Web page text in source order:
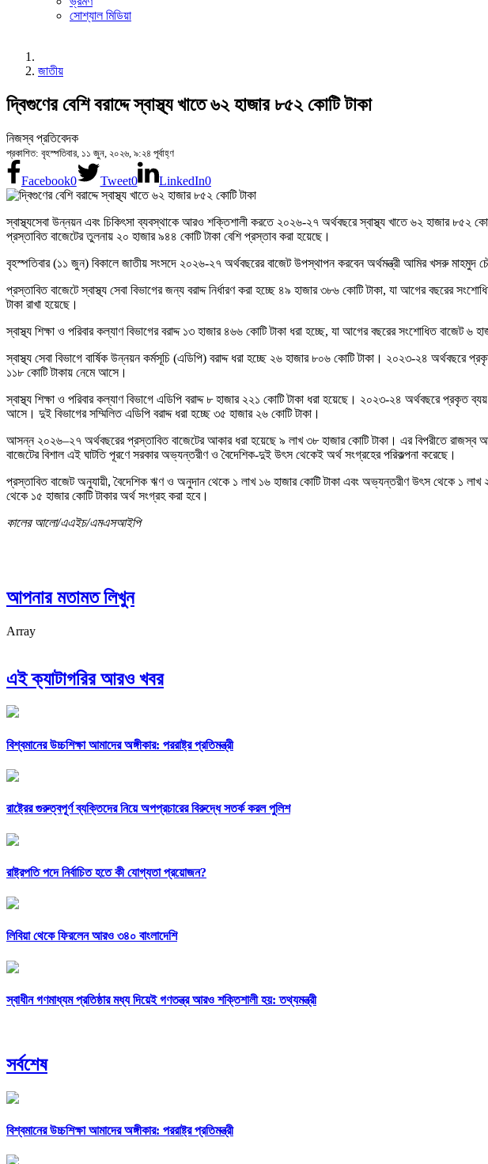
সোশ্যাল মিডিয়া
জাতীয়
দ্বিগুণের বেশি বরাদ্দে স্বাস্থ্য খাতে ৬২ হাজার ৮৫২ কোটি টাকা
নিজস্ব প্রতিবেদক
প্রকাশিত: বৃহস্পতিবার, ১১ জুন, ২০২৬, ৯:২৪ পূর্বাহ্ণ
Facebook0 Tweet0 LinkedIn0
স্বাস্থ্যসেবা উন্নয়ন এবং চিকিৎসা ব্যবস্থাকে আরও শক্তিশালী করতে ২০২৬-২৭ অর্থবছরে স্বাস্থ্য খাতে ৬২ হাজার ৮৫২
প্রস্তাবিত বাজেটের তুলনায় ২০ হাজার ৯৪৪ কোটি টাকা বেশি প্রস্তাব করা হয়েছে।
বৃহস্পতিবার (১১ জুন) বিকালে জাতীয় সংসদে ২০২৬-২৭ অর্থবছরের বাজেট উপস্থাপন করবেন অর্থমন্ত্রী আমির খসরু মাহমুদ
প্রস্তাবিত বাজেটে স্বাস্থ্য সেবা বিভাগের জন্য বরাদ্দ নির্ধারণ করা হচ্ছে ৪৯ হাজার ৩৮৬ কোটি টাকা, যা আগের বছরের
টাকা রাখা হয়েছে।
স্বাস্থ্য শিক্ষা ও পরিবার কল্যাণ বিভাগের বরাদ্দ ১৩ হাজার ৪৬৬ কোটি টাকা ধরা হচ্ছে, যা আগের বছরের সংশোধিত বাজেট
স্বাস্থ্য সেবা বিভাগে বার্ষিক উন্নয়ন কর্মসূচি (এডিপি) বরাদ্দ ধরা হচ্ছে ২৬ হাজার ৮০৬ কোটি টাকা। ২০২৩-২৪
১১৮ কোটি টাকায় নেমে আসে।
স্বাস্থ্য শিক্ষা ও পরিবার কল্যাণ বিভাগে এডিপি বরাদ্দ ৮ হাজার ২২১ কোটি টাকা ধরা হয়েছে। ২০২৩-২৪ অর্থবছরে
আসে। দুই বিভাগের সম্মিলিত এডিপি বরাদ্দ ধরা হচ্ছে ৩৫ হাজার ২৬ কোটি টাকা।
আসন্ন ২০২৬–২৭ অর্থবছরের প্রস্তাবিত বাজেটের আকার ধরা হয়েছে ৯ লাখ ৩৮ হাজার কোটি টাকা। এর বিপরীতে রাজস্ব
বাজেটের বিশাল এই ঘাটতি পূরণে সরকার অভ্যন্তরীণ ও বৈদেশিক-দুই উৎস থেকেই অর্থ সংগ্রহের পরিকল্পনা করেছে।
প্রস্তাবিত বাজেট অনুযায়ী, বৈদেশিক ঋণ ও অনুদান থেকে ১ লাখ ১৬ হাজার কোটি টাকা এবং অভ্যন্তরীণ উৎস থেকে ১
থেকে ১৫ হাজার কোটি টাকার অর্থ সংগ্রহ করা হবে।
কালের আলো/এএইচ/এমএসআইপি
আপনার মতামত লিখুন
Array
এই ক্যাটাগরির আরও খবর
বিশ্বমানের উচ্চশিক্ষা আমাদের অঙ্গীকার: পররাষ্ট্র প্রতিমন্ত্রী
রাষ্ট্রের গুরুত্বপূর্ণ ব্যক্তিদের নিয়ে অপপ্রচারের বিরুদ্ধে সতর্ক করল পুলিশ
রাষ্ট্রপতি পদে নির্বাচিত হতে কী যোগ্যতা প্রয়োজন?
লিবিয়া থেকে ফিরলেন আরও ৩৪০ বাংলাদেশি
স্বাধীন গণমাধ্যম প্রতিষ্ঠার মধ্য দিয়েই গণতন্ত্র আরও শক্তিশালী হয়: তথ্যমন্ত্রী
সর্বশেষ
বিশ্বমানের উচ্চশিক্ষা আমাদের অঙ্গীকার: পররাষ্ট্র প্রতিমন্ত্রী